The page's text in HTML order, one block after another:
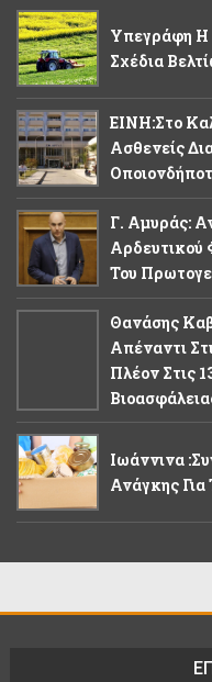
Υπεγράφη Η
Σχέδια
ΕΙΝΗ:Στο
Ασθενείς
Γ. Αμυράς:
Αρδευτικού
Του
Θανάσης
Απέναντι
Πλέον Στις
Ιωάννινα
Ανάγκης